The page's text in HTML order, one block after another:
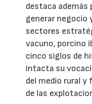
destaca además
generar negocio
sectores
vacuno, porcino
cinco siglos de
intacta su
del medio rural
de las